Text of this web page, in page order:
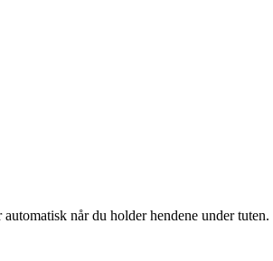
når du holder hendene under tuten.